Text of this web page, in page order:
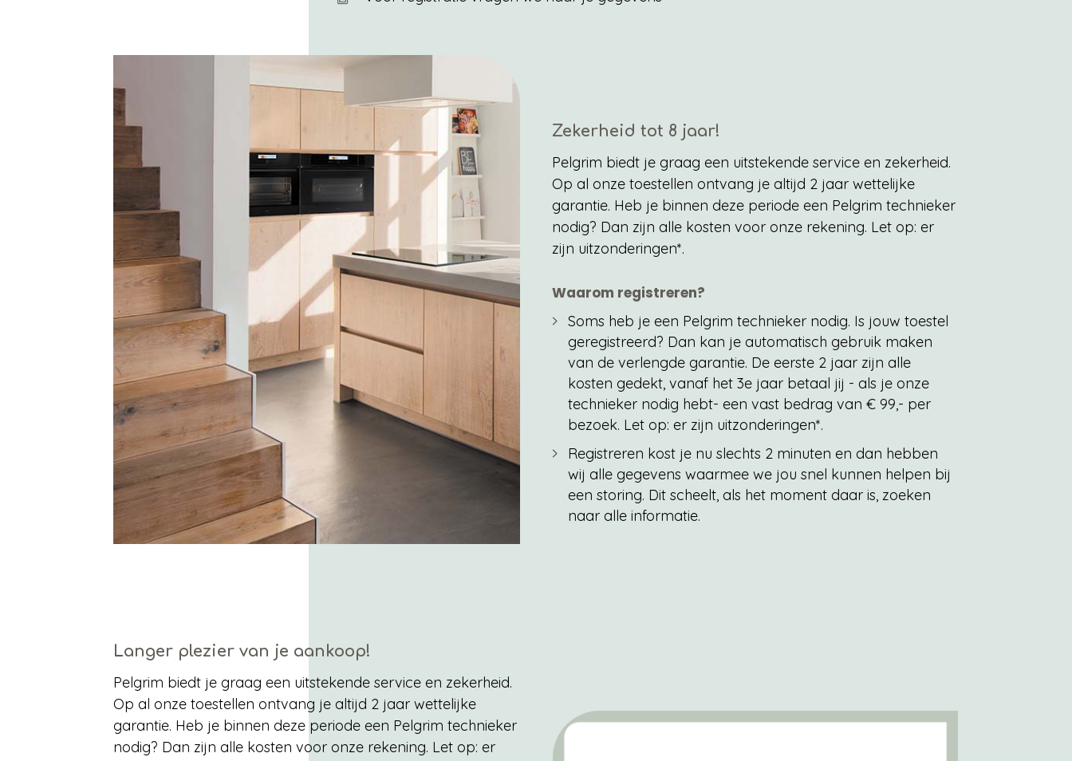
Zekerheid tot 8 jaar!
Pelgrim biedt je graag een uitstekende service en zekerheid.
Op al onze toestellen ontvang je altijd 2 jaar wettelijke
garantie. Heb je binnen deze periode een Pelgrim technieker
nodig? Dan zijn alle kosten voor onze rekening. Let op: er
zijn uitzonderingen*.
Waarom registreren?
Soms heb je een Pelgrim technieker nodig. Is jouw toestel
geregistreerd? Dan kan je automatisch gebruik maken
van de verlengde garantie. De eerste 2 jaar zijn alle
kosten gedekt, vanaf het 3e jaar betaal jij - als je onze
technieker nodig hebt- een vast bedrag van € 99,- per
bezoek. Let op: er zijn uitzonderingen*.
Registreren kost je nu slechts 2 minuten en dan hebben
wij alle gegevens waarmee we jou snel kunnen helpen bij
een storing. Dit scheelt, als het moment daar is, zoeken
naar alle informatie.
Langer plezier van je aankoop!
Pelgrim biedt je graag een uitstekende service en zekerheid.
Op al onze toestellen ontvang je altijd 2 jaar wettelijke
garantie. Heb je binnen deze periode een Pelgrim technieker
nodig? Dan zijn alle kosten voor onze rekening. Let op: er